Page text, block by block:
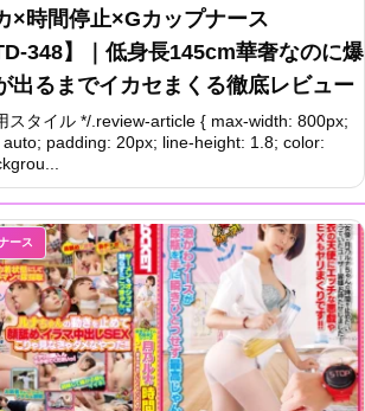
×時間停止×Gカップナース
348】｜低身長145cm華奢なのに爆
出るまでイカセまくる徹底レビュー
スタイル */.review-article { max-width: 800px;
padding: 20px; line-height: 1.8; color:
ース